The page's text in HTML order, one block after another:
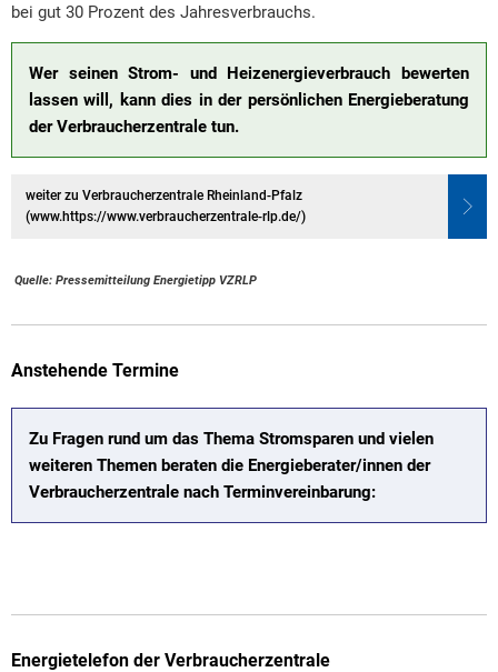
bei gut 30 Prozent des Jahresverbrauchs.
Wer seinen Strom- und Heizenergieverbrauch bewerten
lassen will, kann dies in der persönlichen Energieberatung
der Verbraucherzentrale tun.
weiter zu Verbraucherzentrale Rheinland-Pfalz
(www.https://www.verbraucherzentrale-rlp.de/)
Quelle: Pressemitteilung Energietipp VZRLP
Anstehende Termine
Zu Fragen rund um das Thema Stromsparen und vielen
weiteren Themen beraten die Energieberater/innen der
Verbraucherzentrale nach Terminvereinbarung:
Energietelefon der Verbraucherzentrale